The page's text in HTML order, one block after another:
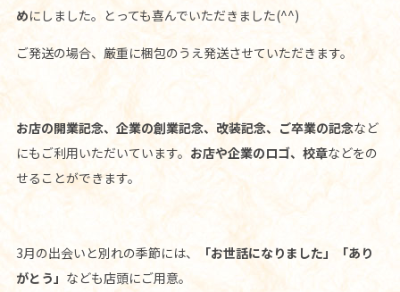
めにしました。とっても喜んでいただきました(^^)
ご発送の場合、厳重に梱包のうえ発送させていただきます。
お店の開業記念、企業の創業記念、改装記念、ご卒業の記念など
にもご利用いただいています。 お店や企業のロゴ、校章などをの
せることができます。
3月の出会いと別れの季節には、
「お世話になりました」「あり
がとう」 なども店頭にご用意。